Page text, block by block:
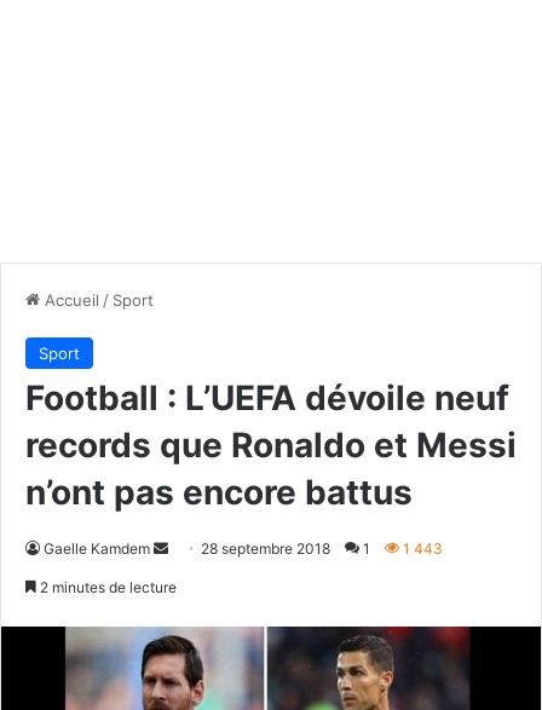
Accueil / Sport
Sport
Football : L’UEFA dévoile neuf
records que Ronaldo et Messi
n’ont pas encore battus
Gaelle Kamdem
Envoyer28 septembre 2018 1 1 443
2 minutes de lecture